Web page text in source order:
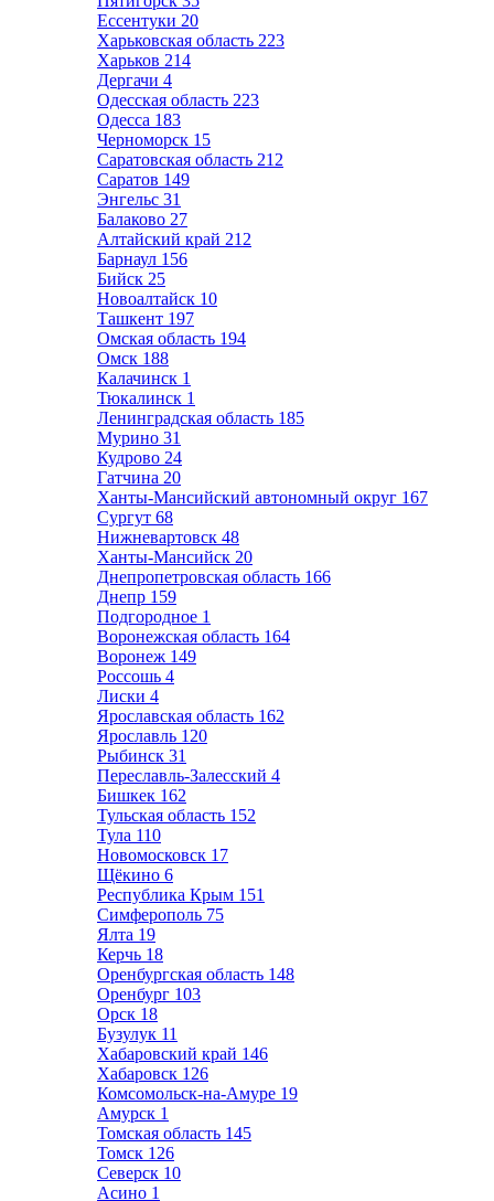
Ессентуки 20
Харьковская область 223
Харьков 214
Дергачи 4
Одесская область 223
Одесса 183
Черноморск 15
Саратовская область 212
Саратов 149
Энгельс 31
Балаково 27
Алтайский край 212
Барнаул 156
Бийск 25
Новоалтайск 10
Ташкент 197
Омская область 194
Омск 188
Калачинск 1
Тюкалинск 1
Ленинградская область 185
Мурино 31
Кудрово 24
Гатчина 20
Ханты-Мансийский автономный округ 167
Сургут 68
Нижневартовск 48
Ханты-Мансийск 20
Днепропетровская область 166
Днепр 159
Подгородное 1
Воронежская область 164
Воронеж 149
Россошь 4
Лиски 4
Ярославская область 162
Ярославль 120
Рыбинск 31
Переславль-Залесский 4
Бишкек 162
Тульская область 152
Тула 110
Новомосковск 17
Щёкино 6
Республика Крым 151
Симферополь 75
Ялта 19
Керчь 18
Оренбургская область 148
Оренбург 103
Орск 18
Бузулук 11
Хабаровский край 146
Хабаровск 126
Комсомольск-на-Амуре 19
Амурск 1
Томская область 145
Томск 126
Северск 10
Асино 1